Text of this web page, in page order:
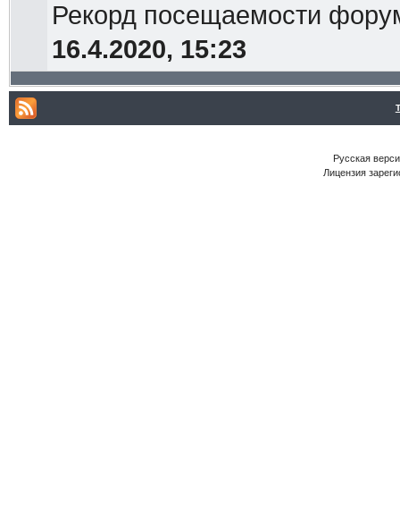
Рекорд посещаемости
16.4.2020, 15:23
Русская
Лицензия